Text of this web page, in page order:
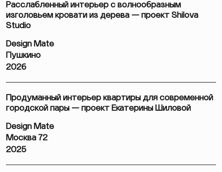
Расслабленный интерьер с волнообразным
изголовьем кровати из дерева — проект Shilova
Studio
Design Mate
Пушкино
2026
Продуманный интерьер квартиры для современной
городской пары — проект Екатерины Шиловой
Design Mate
Москва 72
2025